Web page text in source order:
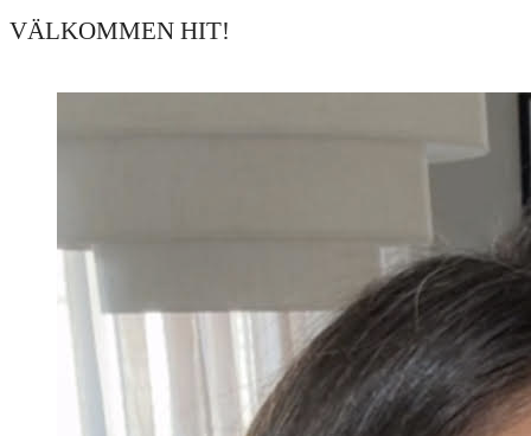
VÄLKOMMEN HIT!